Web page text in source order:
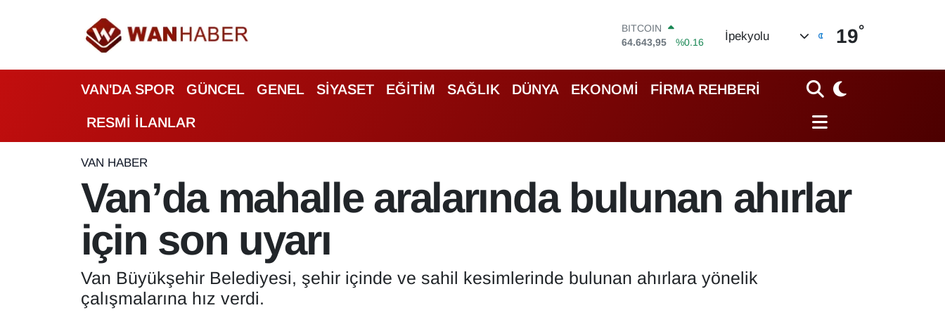
DOLAR
47,6704
%0
55,0406
%-0.08
STERLİN
64,2143
%0
BİST100
64.643,95
İpekyolu 19°
VAN'DA SPOR GÜNCEL GENEL SİYASET EĞİTİM SAĞLIK DÜNYA EKONOMİ FİRMA REHBERİ
RESMİ İLANLAR
VAN HABER
Van’da mahalle aralarında bulunan ahırlar
için son uyarı
Van Büyükşehir Belediyesi, şehir içinde ve sahil kesimlerinde bulunan ahırlara yönelik
çalışmalarına hız verdi.
ASAYİŞ
BİLİM VE TEKNOLOJİ
Biyografi
Bölge Haberleri
Deprem
Dernekler, Odalar
Van Nöbetçi Eczaneler
Van Hava Durumu
Van Namaz Vakitleri
Van Trafik Yoğunluk Haritası
Süper Lig Puan Durumu ve Fikstür
Tüm Manşetler
Son Dakika Haberleri
Haber Arşivi